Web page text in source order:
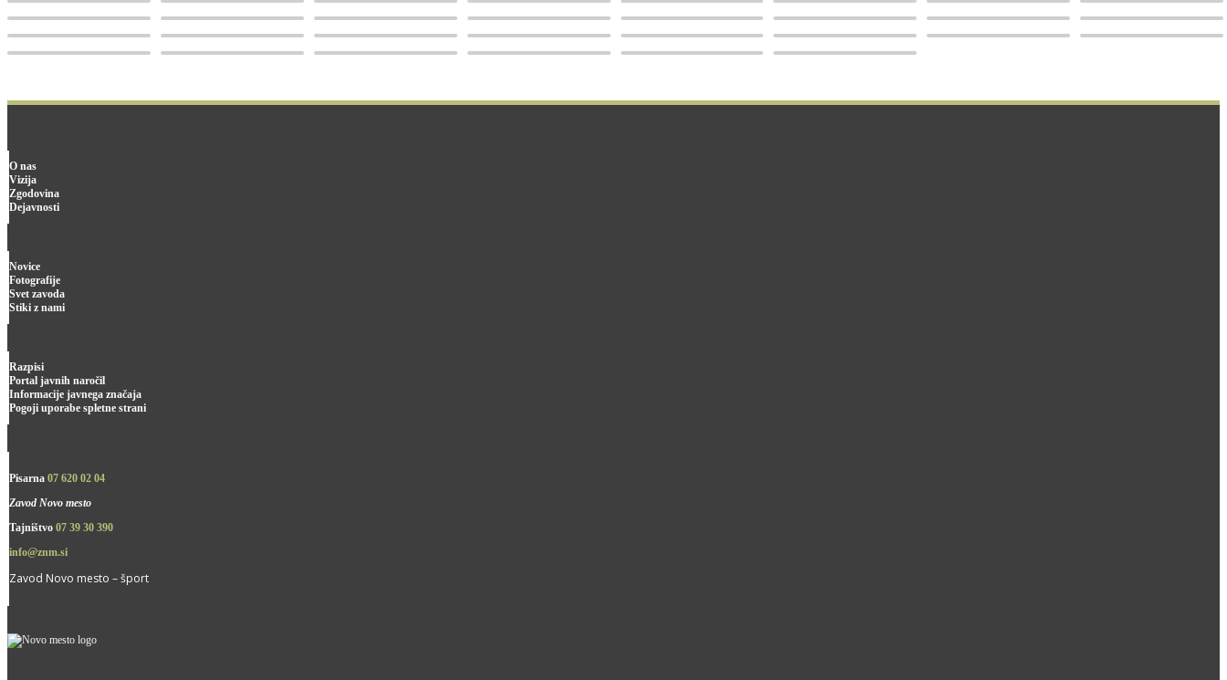
O nas
Vizija
Zgodovina
Dejavnosti
Novice
Fotografije
Svet zavoda
Stiki z nami
Razpisi
Portal javnih naročil
Informacije javnega značaja
Pogoji uporabe spletne strani
Pisarna 07 620 02 04
Zavod Novo mesto
Tajništvo 07 39 30 390
info@znm.si
Zavod Novo mesto – šport